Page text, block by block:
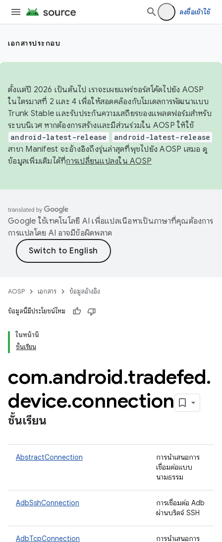
ลงชื่อเข้าใช้
เอกสารประกอบ
ตั้งแต่ปี 2026 เป็นต้นไป เราจะเผยแพร่ซอร์สโค้ดไปยัง AOSP
ในไตรมาสที่ 2 และ 4 เพื่อให้สอดคล้องกับโมเดลการพัฒนาแบบ
Trunk Stable และรับประกันความเสถียรของแพลตฟอร์มสำหรับ
ระบบนิเวศ หากต้องการสร้างและมีส่วนร่วมใน AOSP ให้ใช้
android-latest-release android-latest-release
สาขา Manifest จะอ้างอิงถึงรุ่นล่าสุดที่พุชไปยัง AOSP เสมอ ดู
ข้อมูลเพิ่มเติมได้ที่การเปลี่ยนแปลงใน AOSP
Google ใช้เทคโนโลยี AI เพื่อแปลเนื้อหาเป็นภาษาที่คุณต้องการ
การแปลโดย AI อาจมีข้อผิดพลาด
AOSP เอกสาร ข้อมูลอ้างอิง
ข้อมูลนี้มีประโยชน์ไหม
ในหน้านี้
ชั้นเรียน
com.android.tradefed.
device.connection
ชั้นเรียน
AbstractConnection
การนําเสนอการ
เชื่อมต่อแบบ
นามธรรม
AdbSshConnection
การเชื่อมต่อ Adb
ผ่านบริดจ์ SSH
AdbTcpConnection
การนําเสนอการ